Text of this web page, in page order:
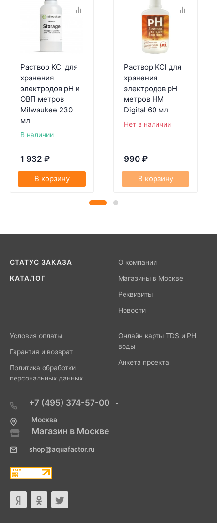
Раствор KCl для
хранения
электродов pH и
ОВП метров
Milwaukee 230
мл
В наличии
1 932 ₽
В корзину
Раствор KCl для
хранения
электродов pH
метров HM
Digital 60 мл
Нет в наличии
990 ₽
В корзину
СТАТУС ЗАКАЗА
КАТАЛОГ
О компании
Магазины в Москве
Реквизиты
Новости
Условия оплаты
Гарантия и возврат
Политика обработки
персональных данных
Онлайн карты TDS и PH
воды
Анкета проекта
+7 (495) 374-57-00
Москва
Магазин в Москве
shop@aquafactor.ru